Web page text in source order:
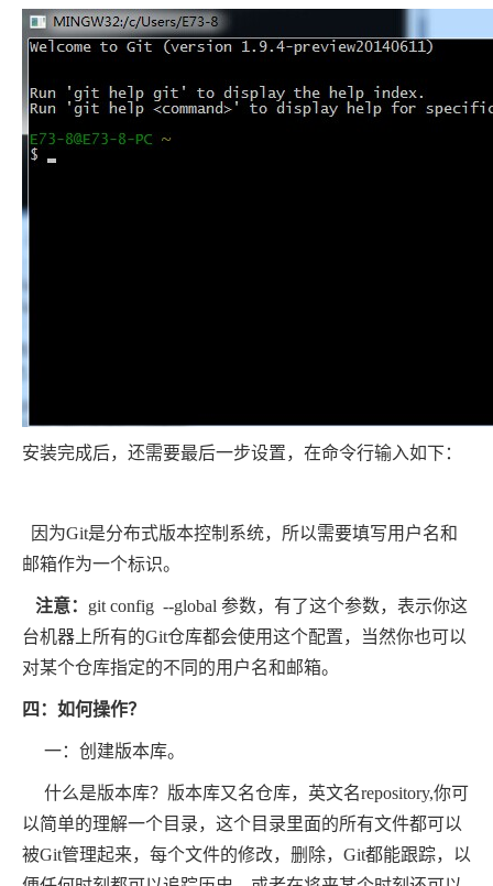
安装完成后，还需要最后一步设置，在命令行输入如下：
因为Git是分布式版本控制系统，所以需要填写用户名和
邮箱作为一个标识。
注意： git config --global 参数，有了这个参数，表示你这
台机器上所有的Git仓库都会使用这个配置，当然你也可以
对某个仓库指定的不同的用户名和邮箱。
四：如何操作？
一：创建版本库。
什么是版本库？版本库又名仓库，英文名repository,你可
以简单的理解一个目录，这个目录里面的所有文件都可以
被Git管理起来，每个文件的修改，删除，Git都能跟踪，以